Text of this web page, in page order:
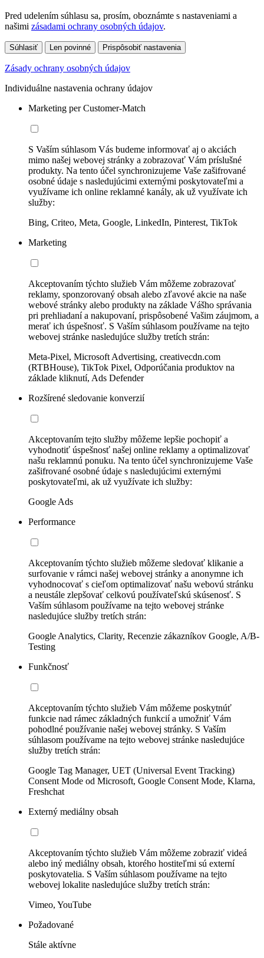
Pred udelením súhlasu sa, prosím, oboznámte s nastaveniami a
našimi zásadami ochrany osobných údajov.
Súhlasiť Len povinné Prispôsobiť nastavenia
Zásady ochrany osobných údajov
Individuálne nastavenia ochrany údajov
Marketing per Customer-Match
S Vaším súhlasom Vás budeme informovať aj o akciách
mimo našej webovej stránky a zobrazovať Vám príslušné
produkty. Na tento účel synchronizujeme Vaše zašifrované
osobné údaje s nasledujúcimi externými poskytovateľmi a
využívame ich online reklamné kanály, ak už využívate ich
služby:
Bing, Criteo, Meta, Google, LinkedIn, Pinterest, TikTok
Marketing
Akceptovaním týchto služieb Vám môžeme zobrazovať
reklamy, sponzorovaný obsah alebo zľavové akcie na naše
webové stránky alebo produkty na základe Vášho správania
pri prehliadaní a nakupovaní, prispôsobené Vašim záujmom, a
merať ich úspešnosť. S Vaším súhlasom používame na tejto
webovej stránke nasledujúce služby tretích strán:
Meta-Pixel, Microsoft Advertising, creativecdn.com
(RTBHouse), TikTok Pixel, Odporúčania produktov na
základe kliknutí, Ads Defender
Rozšírené sledovanie konverzií
Akceptovaním tejto služby môžeme lepšie pochopiť a
vyhodnotiť úspešnosť našej online reklamy a optimalizovať
našu reklamnú ponuku. Na tento účel synchronizujeme Vaše
zašifrované osobné údaje s nasledujúcimi externými
poskytovateľmi, ak už využívate ich služby:
Google Ads
Performance
Akceptovaním týchto služieb môžeme sledovať klikanie a
surfovanie v rámci našej webovej stránky a anonymne ich
vyhodnocovať s cieľom optimalizovať našu webovú stránku
a neustále zlepšovať celkovú používateľskú skúsenosť. S
Vaším súhlasom používame na tejto webovej stránke
nasledujúce služby tretích strán:
Google Analytics, Clarity, Recenzie zákazníkov Google, A/B-
Testing
Funkčnosť
Akceptovaním týchto služieb Vám môžeme poskytnúť
funkcie nad rámec základných funkcií a umožniť Vám
pohodlné používanie našej webovej stránky. S Vaším
súhlasom používame na tejto webovej stránke nasledujúce
služby tretích strán:
Google Tag Manager, UET (Universal Event Tracking)
Consent Mode od Microsoft, Google Consent Mode, Klarna,
Freshchat
Externý mediálny obsah
Akceptovaním týchto služieb Vám môžeme zobraziť videá
alebo iný mediálny obsah, ktorého hostiteľmi sú externí
poskytovatelia. S Vaším súhlasom používame na tejto
webovej lokalite nasledujúce služby tretích strán:
Vimeo, YouTube
Požadované
Stále aktívne